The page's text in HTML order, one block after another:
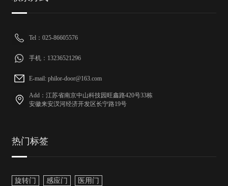
Tel：025-86605576
手机：13236521296
E-mail: philor-door@163.com
Add：江苏省南京中山科技园旺鑫路420号33栋
安徽来安汊河经济开发区长宁路19号
热门标签
旋转门 感应门 医用门